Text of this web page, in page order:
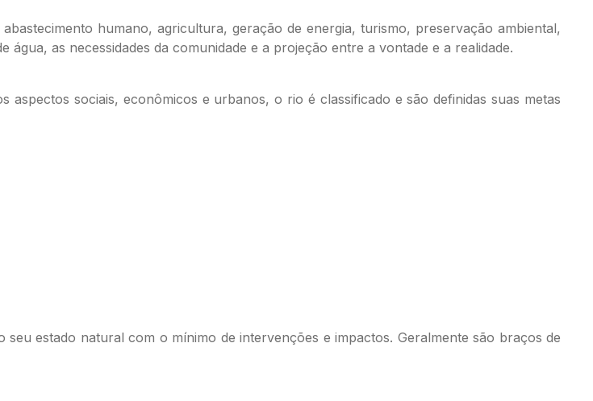
humano, agricultura, geração de energia, turismo, preservação ambiental,
as necessidades da comunidade e a projeção entre a vontade e a realidade.
sociais, econômicos e urbanos, o rio é classificado e são definidas suas metas
estado natural com o mínimo de intervenções e impactos. Geralmente são braços de